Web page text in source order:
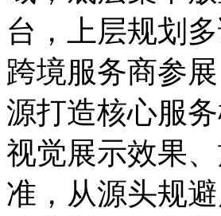
台，上层规划
跨境服务商参
源打造核心服
视觉展示效果
准，从源头规